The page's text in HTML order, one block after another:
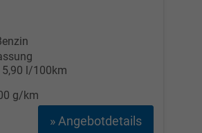
5,90 l/100km
g/km
» Angebotdetails